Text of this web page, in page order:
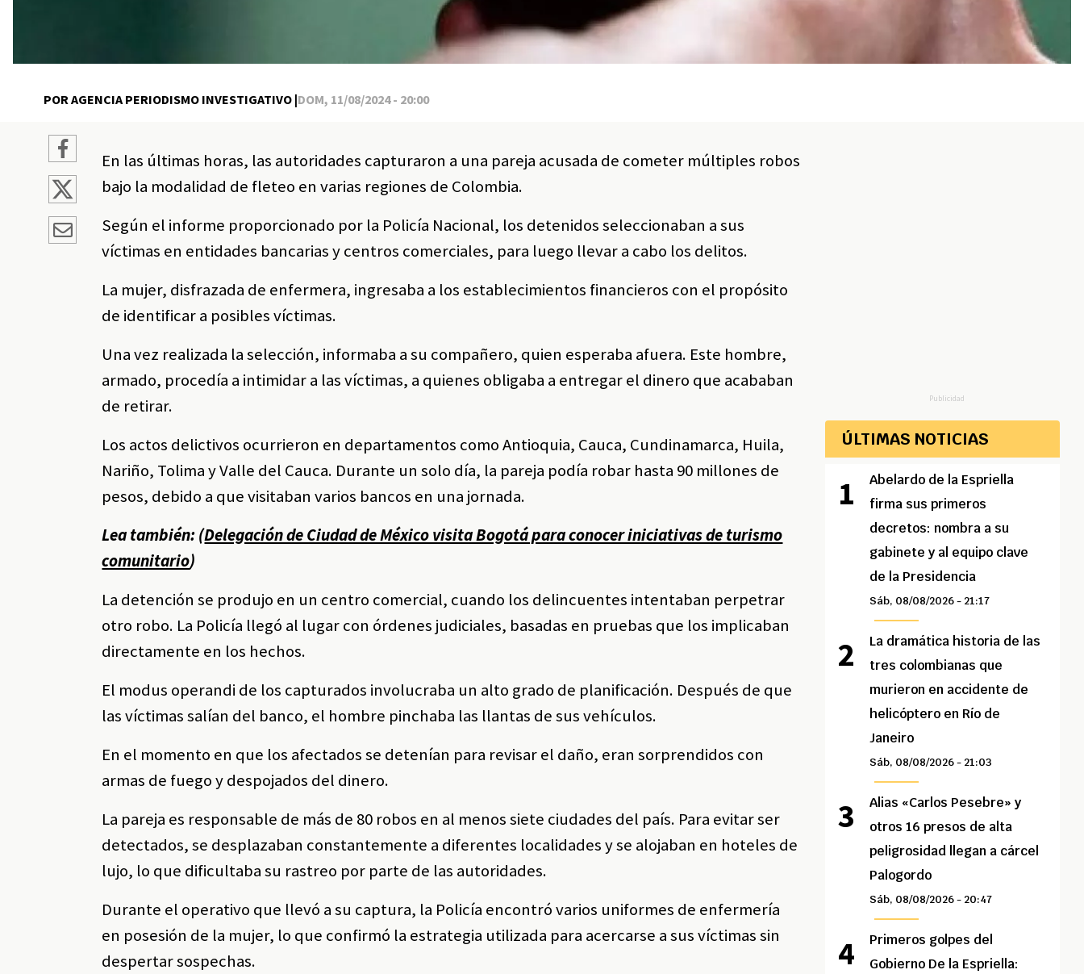
POR AGENCIA PERIODISMO INVESTIGATIVO |DOM, 11/08/2024 - 20:00
En las últimas horas, las autoridades capturaron a una pareja acusada de cometer múltiples robos
bajo la modalidad de fleteo en varias regiones de Colombia.
Según el informe proporcionado por la Policía Nacional, los detenidos seleccionaban a sus
víctimas en entidades bancarias y centros comerciales, para luego llevar a cabo los delitos.
La mujer, disfrazada de enfermera, ingresaba a los establecimientos financieros con el propósito
de identificar a posibles víctimas.
Una vez realizada la selección, informaba a su compañero, quien esperaba afuera. Este hombre,
armado, procedía a intimidar a las víctimas, a quienes obligaba a entregar el dinero que acababan
de retirar.
Los actos delictivos ocurrieron en departamentos como Antioquia, Cauca, Cundinamarca, Huila,
Nariño, Tolima y Valle del Cauca. Durante un solo día, la pareja podía robar hasta 90 millones de
pesos, debido a que visitaban varios bancos en una jornada.
Lea también: (Delegación de Ciudad de México visita Bogotá para conocer iniciativas de turismo
comunitario)
La detención se produjo en un centro comercial, cuando los delincuentes intentaban perpetrar
otro robo. La Policía llegó al lugar con órdenes judiciales, basadas en pruebas que los implicaban
directamente en los hechos.
El modus operandi de los capturados involucraba un alto grado de planificación. Después de que
las víctimas salían del banco, el hombre pinchaba las llantas de sus vehículos.
En el momento en que los afectados se detenían para revisar el daño, eran sorprendidos con
armas de fuego y despojados del dinero.
La pareja es responsable de más de 80 robos en al menos siete ciudades del país. Para evitar ser
detectados, se desplazaban constantemente a diferentes localidades y se alojaban en hoteles de
lujo, lo que dificultaba su rastreo por parte de las autoridades.
Durante el operativo que llevó a su captura, la Policía encontró varios uniformes de enfermería
en posesión de la mujer, lo que confirmó la estrategia utilizada para acercarse a sus víctimas sin
despertar sospechas.
Publicidad
ÚLTIMAS NOTICIAS
Abelardo de la Espriella
firma sus primeros
decretos: nombra a su
gabinete y al equipo clave
de la Presidencia
Sáb, 08/08/2026 - 21:17
La dramática historia de las
tres colombianas que
murieron en accidente de
helicóptero en Río de
Janeiro
Sáb, 08/08/2026 - 21:03
Alias «Carlos Pesebre» y
otros 16 presos de alta
peligrosidad llegan a cárcel
Palogordo
Sáb, 08/08/2026 - 20:47
Primeros golpes del
Gobierno De la Espriella: